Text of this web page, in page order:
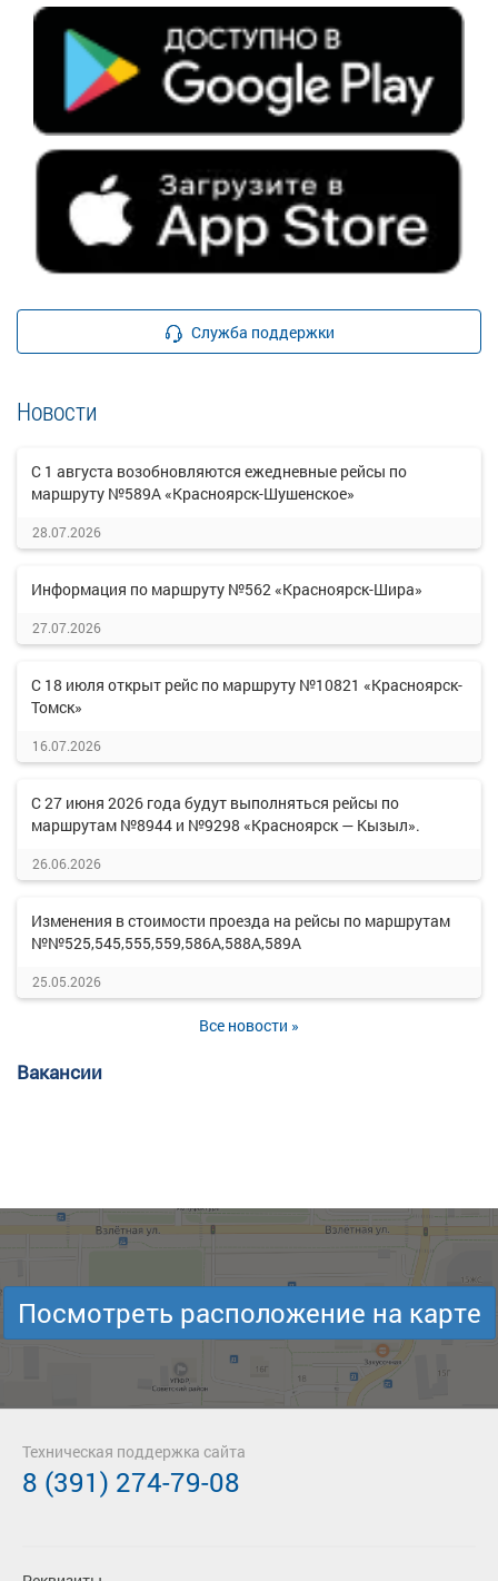
Служба поддержки
Новости
С 1 августа возобновляются ежедневные рейсы по
маршруту №589А «Красноярск-Шушенское»
28.07.2026
Информация по маршруту №562 «Красноярск-Шира»
27.07.2026
С 18 июля открыт рейс по маршруту №10821 «Красноярск-
Томск»
16.07.2026
С 27 июня 2026 года будут выполняться рейсы по
маршрутам №8944 и №9298 «Красноярск — Кызыл».
26.06.2026
Изменения в стоимости проезда на рейсы по маршрутам
№№525,545,555,559,586А,588А,589А
25.05.2026
Все новости »
Вакансии
Посмотреть расположение на карте
Техническая поддержка сайта
8 (391) 274-79-08